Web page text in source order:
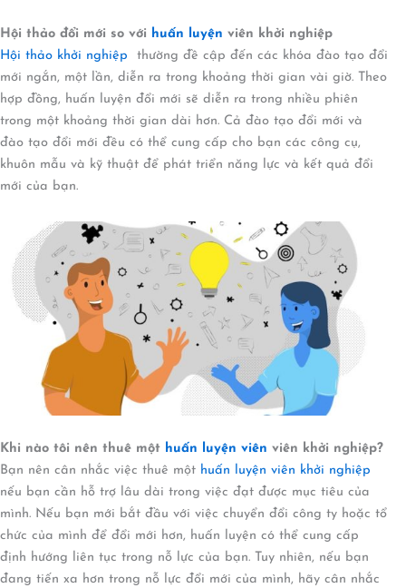
Hội thảo đổi mới so với huấn luyện viên khởi nghiệp
Hội thảo khởi nghiệp
thường đề cập đến các khóa đào tạo đổi
mới ngắn, một lần, diễn ra trong khoảng thời gian vài giờ. Theo
hợp đồng, huấn luyện đổi mới sẽ diễn ra trong nhiều phiên
trong một khoảng thời gian dài hơn. Cả đào tạo đổi mới và
đào tạo đổi mới đều có thể cung cấp cho bạn các công cụ,
khuôn mẫu và kỹ thuật để phát triển năng lực và kết quả đổi
mới của bạn.
Khi nào tôi nên thuê một huấn luyện viên viên khởi nghiệp?
Bạn nên cân nhắc việc thuê một huấn luyện viên khởi nghiệp
nếu bạn cần hỗ trợ lâu dài trong việc đạt được mục tiêu của
mình. Nếu bạn mới bắt đầu với việc chuyển đổi công ty hoặc tổ
chức của mình để đổi mới hơn, huấn luyện có thể cung cấp
định hướng liên tục trong nỗ lực của bạn. Tuy nhiên, nếu bạn
đang tiến xa hơn trong nỗ lực đổi mới của mình, hãy cân nhắc